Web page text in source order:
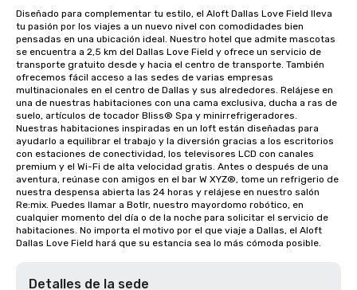
Diseñado para complementar tu estilo, el Aloft Dallas Love Field lleva
tu pasión por los viajes a un nuevo nivel con comodidades bien
pensadas en una ubicación ideal. Nuestro hotel que admite mascotas
se encuentra a 2,5 km del Dallas Love Field y ofrece un servicio de
transporte gratuito desde y hacia el centro de transporte. También
ofrecemos fácil acceso a las sedes de varias empresas
multinacionales en el centro de Dallas y sus alrededores. Relájese en
una de nuestras habitaciones con una cama exclusiva, ducha a ras de
suelo, artículos de tocador Bliss® Spa y minirrefrigeradores.
Nuestras habitaciones inspiradas en un loft están diseñadas para
ayudarlo a equilibrar el trabajo y la diversión gracias a los escritorios
con estaciones de conectividad, los televisores LCD con canales
premium y el Wi-Fi de alta velocidad gratis. Antes o después de una
aventura, reúnase con amigos en el bar W XYZ®, tome un refrigerio de
nuestra despensa abierta las 24 horas y relájese en nuestro salón
Re:mix. Puedes llamar a Botlr, nuestro mayordomo robótico, en
cualquier momento del día o de la noche para solicitar el servicio de
habitaciones. No importa el motivo por el que viaje a Dallas, el Aloft
Dallas Love Field hará que su estancia sea lo más cómoda posible.
Detalles de la sede